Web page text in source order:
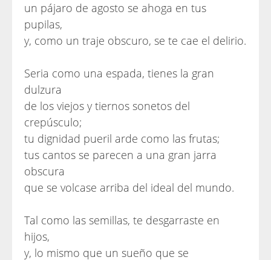
un pájaro de agosto se ahoga en tus
pupilas,
y, como un traje obscuro, se te cae el delirio.
Seria como una espada, tienes la gran
dulzura
de los viejos y tiernos sonetos del
crepúsculo;
tu dignidad pueril arde como las frutas;
tus cantos se parecen a una gran jarra
obscura
que se volcase arriba del ideal del mundo.
Tal como las semillas, te desgarraste en
hijos,
y, lo mismo que un sueño que se